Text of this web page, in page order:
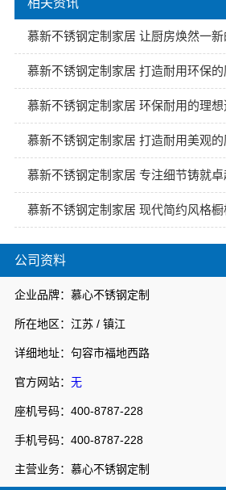
公司资料
企业品牌：慕心不锈钢定制
所在地区：江苏 / 镇江
详细地址：句容市福地西路
官方网站： 无
座机号码：400-8787-228
手机号码：400-8787-228
主营业务：慕心不锈钢定制
慕新不锈钢定制家居 让厨房焕然一
慕新不锈钢定制家居 打造耐用环保的
慕新不锈钢定制家居 环保耐用的理
慕新不锈钢定制家居 打造耐用美观的
慕新不锈钢定制家居 现代简约风格